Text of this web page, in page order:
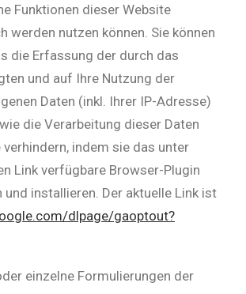
Funktionen dieser Website
werden nutzen können. Sie können
die Erfassung der durch das
und auf Ihre Nutzung der
Daten (inkl. Ihrer IP-Adresse)
die Verarbeitung dieser Daten
indem sie das unter
Link verfügbare Browser-Plugin
und installieren. Der aktuelle Link ist
dlpage/gaoptout?
einzelne Formulierungen der